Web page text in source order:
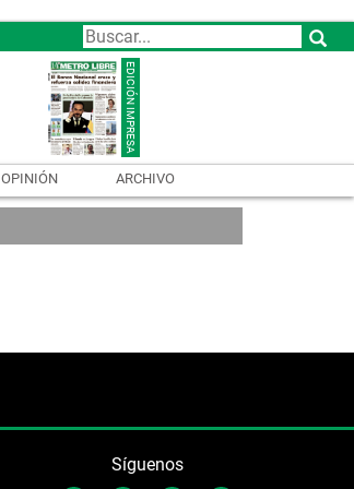
OPINIÓN ARCHIVO
Síguenos